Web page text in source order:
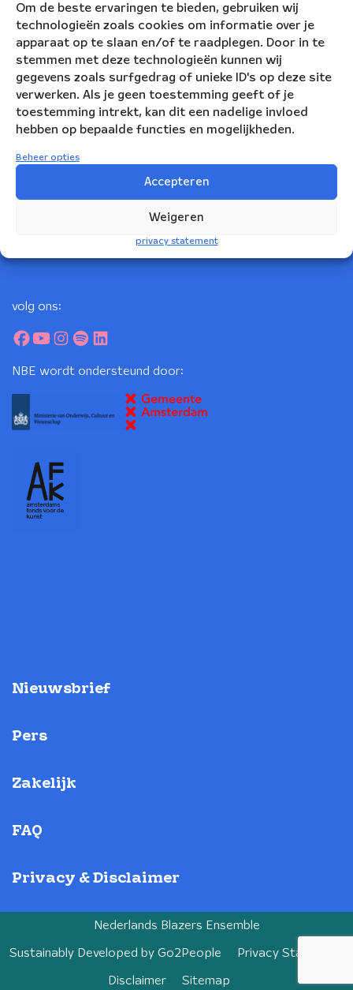
Om de beste ervaringen te bieden, gebruiken wij
technologieën zoals cookies om informatie over je
apparaat op te slaan en/of te raadplegen. Door in te
stemmen met deze technologieën kunnen wij
gegevens zoals surfgedrag of unieke ID's op deze site
verwerken. Als je geen toestemming geeft of je
toestemming intrekt, kan dit een nadelige invloed
hebben op bepaalde functies en mogelijkheden.
Beheer opties
Accepteren
Weigeren
privacy statement
Korte Leidsedwarsstraat 12
1017 RC Amsterdam
volg ons:
NBE wordt ondersteund door:
Nieuwsbrief
Pers
Zakelijk
FAQ
Privacy & Disclaimer
Nederlands Blazers Ensemble
Sustainably Developed by Go2People Privacy Statement
Disclaimer Sitemap